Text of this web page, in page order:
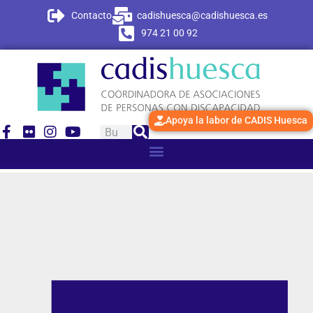
Contacto
cadishuesca@cadishuesca.es
974 21 00 92
Apoya la labor de CADIS Huesca